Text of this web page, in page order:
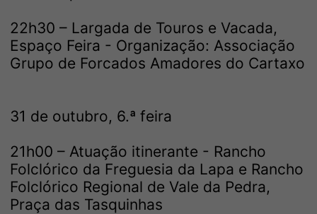
22h30 – Largada de Touros e Vacada,
Espaço Feira - Organização: Associação
Grupo de Forcados Amadores do Cartaxo
31 de outubro, 6.ª feira
21h00 – Atuação itinerante - Rancho
Folclórico da Freguesia da Lapa e Rancho
Folclórico Regional de Vale da Pedra,
Praça das Tasquinhas